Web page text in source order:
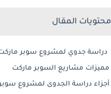
محتويات المقال
دراسة جدوي لمشروع سوبر
مميزات مشاريع السوبر ماركت
أجزاء دراسة الجدوى لمشروع